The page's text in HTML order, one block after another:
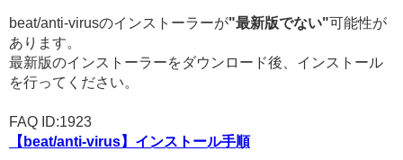
beat/anti-virusのインストーラーが"最新版でない"可能性が
あります。
最新版のインストーラーをダウンロード後、インストール
を行ってください。
FAQ ID:1923
【beat/anti-virus】インストール手順